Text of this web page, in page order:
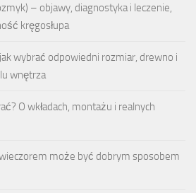
– objawy, diagnostyka i leczenie,
kręgosłupa
wybrać odpowiedni rozmiar, drewno i
wnętrza
O wkładach, montażu i realnych
może być dobrym sposobem